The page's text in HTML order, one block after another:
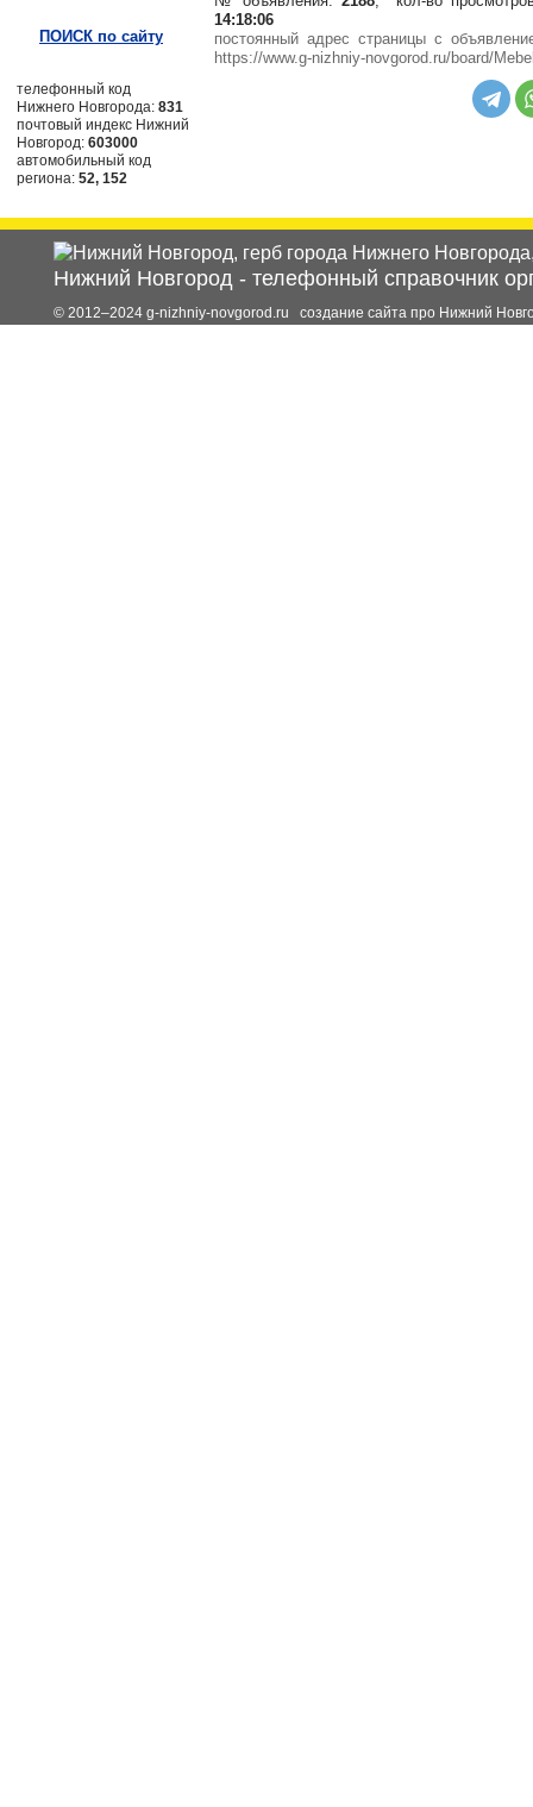
14:18:06
постоянный адрес страницы с
https://www.g-nizhniy-novgorod.ru/board/
ПОИСК по сайту
телефонный код
Нижнего Новгорода: 831
почтовый индекс Нижний
Новгород: 603000
автомобильный код
региона: 52, 152
Нижний Новгород - телефонный справочник
© 2012–2024 g-nizhniy-novgorod.ru создание сайта про Нижний